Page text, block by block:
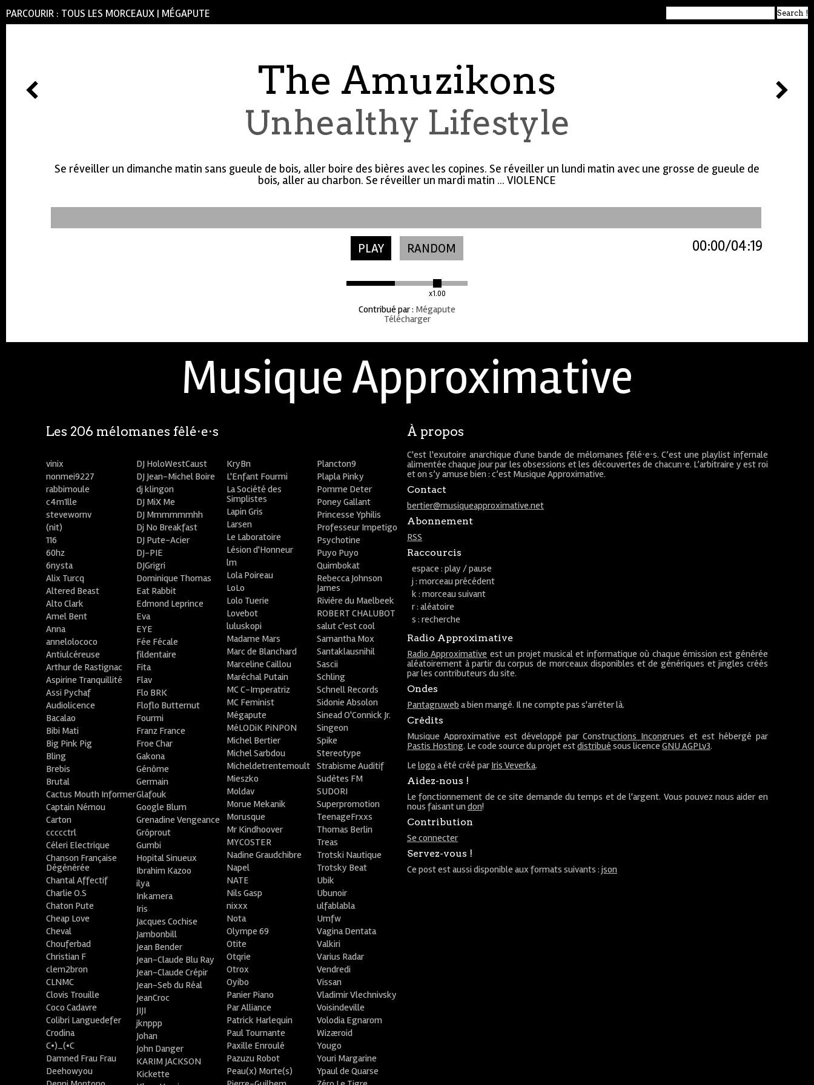
PARCOURIR : TOUS LES MORCEAUX | MÉGAPUTE
The Amuzikons
Unhealthy Lifestyle
Se réveiller un dimanche matin sans gueule de bois, aller boire des bières avec les copines. Se réveiller un lundi matin avec une grosse de gueule de
bois, aller au charbon. Se réveiller un mardi matin ... VIOLENCE
PLAY RANDOM
x1.00
04:19
00:00
Contribué par: Mégapute
Télécharger
Musique Approximative
À propos
C'est l'exutoire anarchique d'une bande de mélomanes fêlé⋅e⋅s. C’est une playlist infernale
alimentée chaque jour par les obsessions et les découvertes de chacun⋅e. L’arbitraire y est roi
et on s’y amuse bien : c’est Musique Approximative.
Contact
bertier@musiqueapproximative.net
Abonnement
RSS
Raccourcis
espace : play / pause
j : morceau précédent
k : morceau suivant
r : aléatoire
s : recherche
Radio Approximative
Radio Approximative est un projet musical et informatique où chaque émission est générée
aléatoirement à partir du corpus de morceaux disponibles et de génériques et jingles créés
par les contributeurs du site.
Ondes
Pantagruweb a bien mangé. Il ne compte pas s'arrêter là.
Crédits
Musique Approximative est développé parConstructions Incongrues et est hébergé par
Pastis Hosting. Le code source du projet estdistribué sous licence GNU AGPLv3.
Le logo a été créé par Iris Veverka.
Aidez-nous !
Le fonctionnement de ce site demande du temps et de l'argent. Vous pouvez nous aider en
nous faisant undon!
Contribution
Se connecter
Servez-vous !
Ce post est aussi disponible aux formats suivants : json
Les 206 mélomanes fêlé⋅e⋅s
vinix
nonmei9227
rabbimoule
c4m1lle
stevewornv
(nit)
116
60hz
6nysta
Alix Turcq
Altered Beast
Alto Clark
Amel Bent
Anna
annelolococo
Antiulcéreuse
Arthur de Rastignac
Aspirine Tranquillité
Assi Pychaf
Audiolicence
Bacalao
Bibi Mati
Big Pink Pig
Bling
Brebis
Brutal
Cactus Mouth Informer
Captain Némou
Carton
ccccctrl
Céleri Electrique
Chanson Française
Dégénérée
Chantal Affectif
Charlie O.S
Chaton Pute
Cheap Love
Cheval
Chouferbad
Christian F
clem2bron
CLNMC
Clovis Trouille
Coco Cadavre
Colibri Languedefer
Crodina
C•)_(•C
Damned Frau Frau
Deehowyou
DJ HoloWestCaust
DJ Jean-Michel Boire
dj klingon
DJ MiX Me
DJ Mmmmmmhh
Dj No Breakfast
DJ Pute-Acier
DJ-PIE
DJGrigri
Dominique Thomas
Eat Rabbit
Edmond Leprince
Eva
EYE
Fée Fécale
fildentaire
Fita
Flav
Flo BRK
Floflo Butternut
Fourmi
Franz France
Froe Char
Gakona
Génôme
Germain
Glafouk
Google Blum
Grenadine Vengeance
Grôprout
Gumbi
Hopital Sinueux
Ibrahim Kazoo
ilya
Inkamera
Iris
Jacques Cochise
Jambonbill
Jean Bender
Jean-Claude Blu Ray
Jean-Claude Crépir
Jean-Seb du Réal
JeanCroc
JIJI
jknppp
Johan
John Danger
KARIM JACKSON
Kickette
KryBn
L'Enfant Fourmi
La Société des
Simplistes
Lapin Gris
Larsen
Le Laboratoire
Lésion d'Honneur
lm
Lola Poireau
LoLo
Lolo Tuerie
Lovebot
luluskopi
Madame Mars
Marc de Blanchard
Marceline Caillou
Maréchal Putain
MC C-Imperatriz
MC Feminist
Mégapute
MéLODiK PiNPON
Michel Bertier
Michel Sarbdou
Micheldetrentemoult
Mieszko
Moldav
Morue Mekanik
Morusque
Mr Kindhoover
MYCOSTER
Nadine Graudchibre
Napel
NATE
Nils Gasp
nixxx
Nota
Olympe 69
Otite
Otqrie
Otrox
Oyibo
Panier Piano
Par Alliance
Patrick Harlequin
Paul Tournante
Paxille Enroulé
Pazuzu Robot
Peau(x) Morte(s)
Plancton9
Plapla Pinky
Pomme Deter
Poney Gallant
Princesse Yphilis
Professeur Impetigo
Psychotine
Puyo Puyo
Quimbokat
Rebecca Johnson
James
Rivière du Maelbeek
ROBERT CHALUBOT
salut c'est cool
Samantha Mox
Santaklausnihil
Sascii
Schling
Schnell Records
Sidonie Absolon
Sinead O'Connick Jr.
Singeon
Spike
Stereotype
Strabisme Auditif
Sudètes FM
SUDORI
Superpromotion
TeenageFrxxs
Thomas Berlin
Treas
Trotski Nautique
Trotsky Beat
Ubik
Ubunoir
ulfablabla
Umfw
Vagina Dentata
Valkiri
Varius Radar
Vendredi
Vissan
Vladimir Vlechnivsky
Voisindeville
Volodia Egnarom
Wizæroid
Yougo
Youri Margarine
Ypaul de Quarse